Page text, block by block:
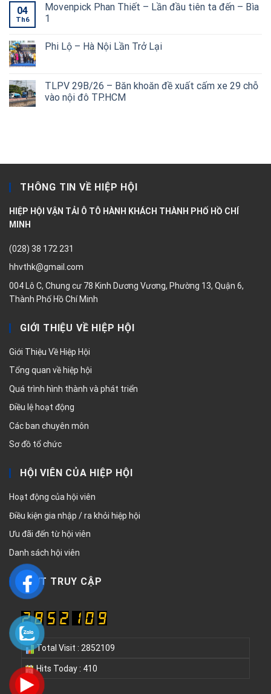
04
Th6
Movenpick Phan Thiết – Lần đầu tiên ta đến – Bìa
1
Phi Lộ – Hà Nội Lần Trở Lại
TLPV 29B/26 – Băn khoăn đề xuất cấm xe 29 chỗ
vào nội đô TP.HCM
THÔNG TIN VỀ HIỆP HỘI
HIỆP HỘI VẬN TẢI Ô TÔ HÀNH KHÁCH THÀNH PHỐ HỒ CHÍ
MINH
(028) 38 172 231
hhvthk@gmail.com
004 Lô C, Chung cư 78 Kinh Dương Vương, Phường 13, Quận 6,
Thành Phố Hồ Chí Minh
GIỚI THIỆU VỀ HIỆP HỘI
Giới Thiệu Về Hiệp Hội
Tổng quan về hiệp hội
Quá trình hình thành và phát triển
Điều lệ hoạt động
Các ban chuyên môn
Sơ đồ tổ chức
HỘI VIÊN CỦA HIỆP HỘI
Hoạt động của hội viên
Điều kiện gia nhập / ra khỏi hiệp hội
Ưu đãi đến từ hội viên
Danh sách hội viên
LƯỢT TRUY CẬP
Total Visit : 2852109
Hits Today : 410